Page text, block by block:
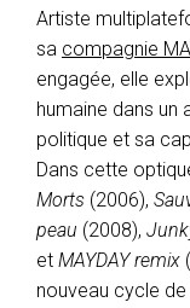
Artiste
sa compagnie
engagée, elle
humaine dans un
politique et sa
Dans cette
Morts (2006),
peau (2008),
et MAYDAY remix
nouveau cycle